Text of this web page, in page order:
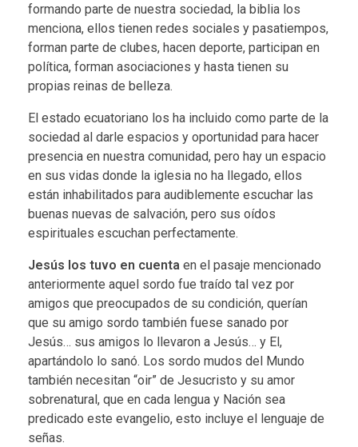
r
d
o
m
u
d
o
s
n
o
a
l
c
formando parte de nuestra sociedad, la biblia los
menciona, ellos tienen redes sociales y pasatiempos,
forman parte de clubes, hacen deporte, participan en
política, forman asociaciones y hasta tienen su
propias reinas de belleza.
El estado ecuatoriano los ha incluido como parte de la
sociedad al darle espacios y oportunidad para hacer
presencia en nuestra comunidad, pero hay un espacio
en sus vidas donde la iglesia no ha llegado, ellos
están inhabilitados para audiblemente escuchar las
buenas nuevas de salvación, pero sus oídos
espirituales escuchan perfectamente.
Jesús los tuvo en cuenta en el pasaje mencionado
anteriormente aquel sordo fue traído tal vez por
amigos que preocupados de su condición, querían
que su amigo sordo también fuese sanado por
Jesús… sus amigos lo llevaron a Jesús… y El,
apartándolo lo sanó. Los sordo mudos del Mundo
también necesitan “oir” de Jesucristo y su amor
sobrenatural, que en cada lengua y Nación sea
predicado este evangelio, esto incluye el lenguaje de
señas.